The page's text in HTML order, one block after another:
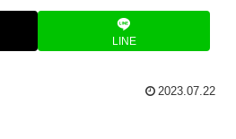
LINE
2023.07.22